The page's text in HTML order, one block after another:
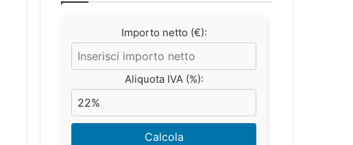
Importo netto (€):
Aliquota IVA (%):
Calcola